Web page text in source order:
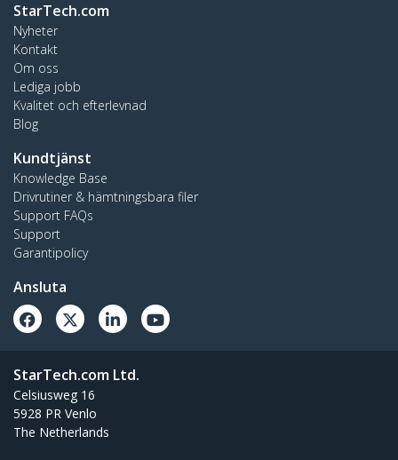
StarTech.com
Nyheter
Kontakt
Om oss
Lediga jobb
Kvalitet och efterlevnad
Blog
Kundtjänst
Knowledge Base
Drivrutiner & hämtningsbara filer
Support FAQs
Support
Garantipolicy
Ansluta
StarTech.com Ltd.
Celsiusweg 16
5928 PR Venlo
The Netherlands